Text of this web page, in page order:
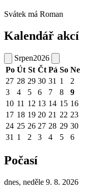
Svátek má Roman
Kalendář akcí
Srpen2026
Po Út St Čt Pá So Ne
27 28 29 30 31 1
2
3
4 5 6 7 8
9
10 11 12 13 14 15 16
17 18 19 20 21 22 23
24 25 26 27 28 29 30
31 1 2 3 4 5 6
Počasí
dnes, neděle 9. 8. 2026